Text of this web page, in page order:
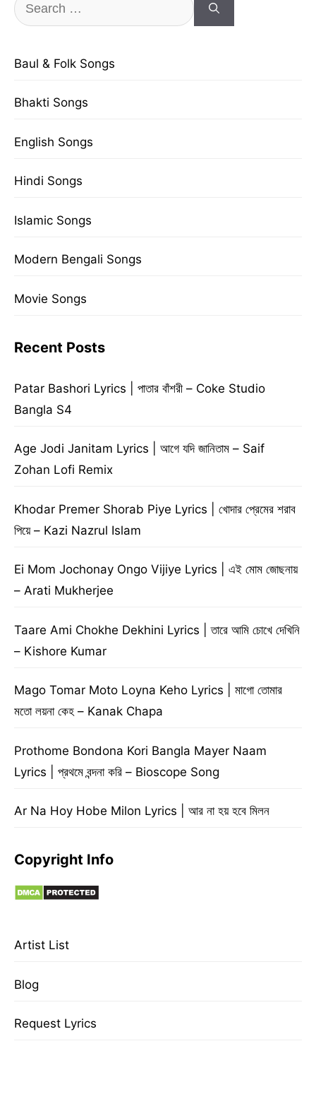
for:
Baul & Folk Songs
Bhakti Songs
English Songs
Hindi Songs
Islamic Songs
Modern Bengali Songs
Movie Songs
Recent Posts
Patar Bashori Lyrics | পাতার বাঁশরী – Coke Studio
Bangla S4
Age Jodi Janitam Lyrics | আগে যদি জানিতাম – Saif
Zohan Lofi Remix
Khodar Premer Shorab Piye Lyrics | খোদার প্রেমের শরাব
পিয়ে – Kazi Nazrul Islam
Ei Mom Jochonay Ongo Vijiye Lyrics | এই মোম জোছনায়
– Arati Mukherjee
Taare Ami Chokhe Dekhini Lyrics | তারে আমি চোখে দেখিনি
– Kishore Kumar
Mago Tomar Moto Loyna Keho Lyrics | মাগো তোমার
মতো লয়না কেহ – Kanak Chapa
Prothome Bondona Kori Bangla Mayer Naam
Lyrics | প্রথমে বন্দনা করি – Bioscope Song
Ar Na Hoy Hobe Milon Lyrics | আর না হয় হবে মিলন
Copyright Info
Artist List
Blog
Request Lyrics